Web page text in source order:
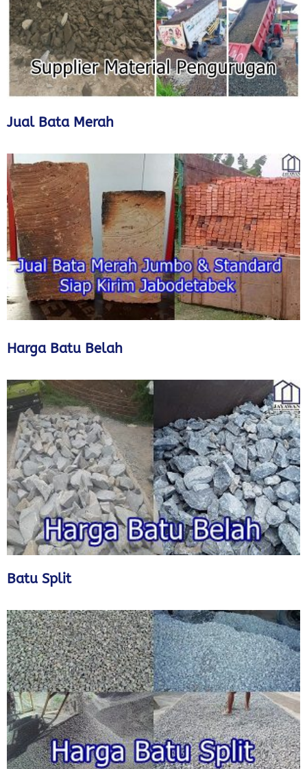
Jual Bata Merah
Harga Batu Belah
Batu Split